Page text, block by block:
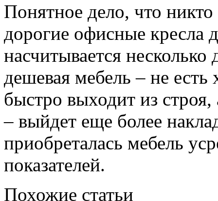
Понятное дело, что
дорогие офисные кресла
насчитывается несколько
дешевая мебель – не
быстро выходит из
– выйдет еще более
приобреталась мебель
показателей.
Похожие статьи